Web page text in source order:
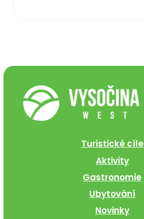
Turistické cíle
Aktivity
Gastronomie
Ubytování
Novinky